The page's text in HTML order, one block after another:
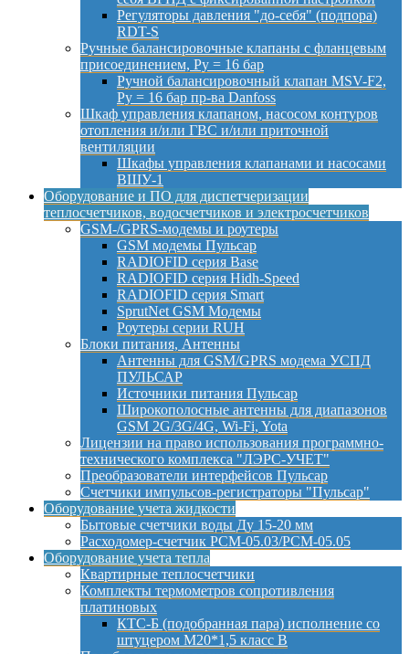
Регуляторы давления "до-себя" (подпора)
RDT-S
Ручные балансировочные клапаны с фланцевым
присоединением, Py = 16 бар
Ручной балансировочный клапан MSV-F2,
Py = 16 бар пр-ва Danfoss
Шкаф управления клапаном, насосом контуров
отопления и/или ГВС и/или приточной
вентиляции
Шкафы управления клапанами и насосами
ВШУ-1
Оборудование и ПО для диспетчеризации
теплосчетчиков, водосчетчиков и электросчетчиков
GSM-/GPRS-модемы и роутеры
GSM модемы Пульсар
RADIOFID серия Base
RADIOFID серия Hidh-Speed
RADIOFID серия Smart
SprutNet GSM Модемы
Роутеры серии RUH
Блоки питания, Антенны
Антенны для GSM/GPRS модема УСПД
ПУЛЬСАР
Источники питания Пульсар
Широкополосные антенны для диапазонов
GSM 2G/3G/4G, Wi-Fi, Yota
Лицензии на право использования программно-
технического комплекса "ЛЭРС-УЧЕТ"
Преобразователи интерфейсов Пульсар
Счетчики импульсов-регистраторы "Пульсар"
Оборудование учета жидкости
Бытовые счетчики воды Ду 15-20 мм
Расходомер-счетчик РСМ-05.03/РСМ-05.05
Оборудование учета тепла
Квартирные теплосчетчики
Комплекты термометров сопротивления
платиновых
КТС-Б (подобранная пара) исполнение со
штуцером М20*1,5 класс B